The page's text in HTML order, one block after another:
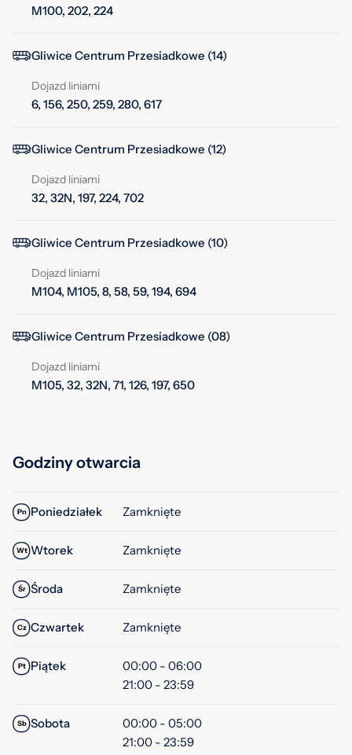
M100, 202, 224
Gliwice Centrum Przesiadkowe (14)
Dojazd liniami
6, 156, 250, 259, 280, 617
Gliwice Centrum Przesiadkowe (12)
Dojazd liniami
32, 32N, 197, 224, 702
Gliwice Centrum Przesiadkowe (10)
Dojazd liniami
M104, M105, 8, 58, 59, 194, 694
Gliwice Centrum Przesiadkowe (08)
Dojazd liniami
M105, 32, 32N, 71, 126, 197, 650
Godziny otwarcia
Pn Poniedziałek Zamknięte
Wt Wtorek Zamknięte
Śr Środa Zamknięte
Cz Czwartek Zamknięte
Pt Piątek
00:00 - 06:00
21:00 - 23:59
Sb Sobota
00:00 - 05:00
21:00 - 23:59